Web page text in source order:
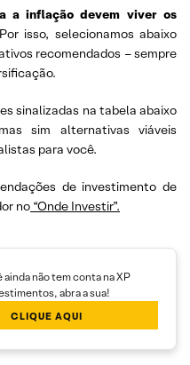
a inflação devem viver os
isso, selecionamos abaixo
recomendados – sempre
sinalizadas na tabela abaixo
sim alternativas viáveis
para você.
de investimento de
no “Onde Investir”.
ainda não tem conta na XP
abra a sua!
CLIQUE AQUI